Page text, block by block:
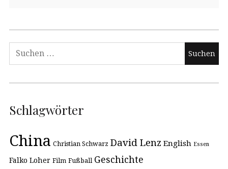
Schlagwörter
China Christian Schwarz David Lenz English Essen
Falko Loher Film Fußball Geschichte